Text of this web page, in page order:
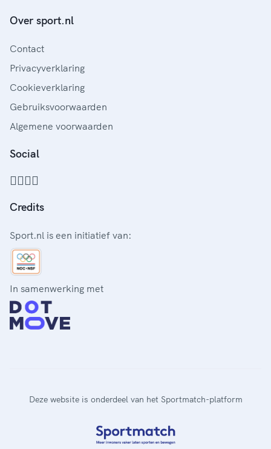
Over sport.nl
Contact
Privacyverklaring
Cookieverklaring
Gebruiksvoorwaarden
Algemene voorwaarden
Social
Credits
Sport.nl is een initiatief van:
In samenwerking met
Deze website is onderdeel van het Sportmatch-platform